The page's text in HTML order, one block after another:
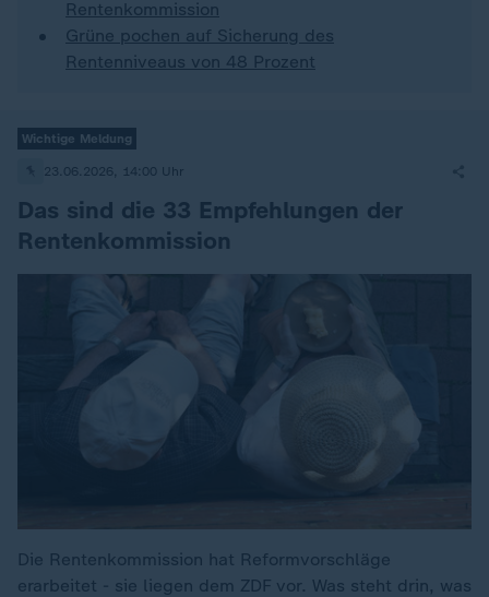
Rentenkommission
Grüne pochen auf Sicherung des
Rentenniveaus von 48 Prozent
Wichtige Meldung
23.06.2026, 14:00 Uhr
Das sind die 33 Empfehlungen der
Rentenkommission
Die Rentenkommission hat Reformvorschläge
erarbeitet - sie liegen dem ZDF vor. Was steht drin, was